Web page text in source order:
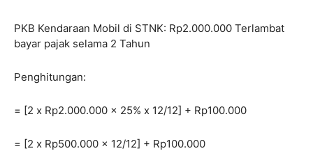
PKB Kendaraan Mobil di STNK: Rp2.000.000 Terlambat
bayar pajak selama 2 Tahun
Penghitungan:
= [2 x Rp2.000.000 x 25% x 12/12] + Rp100.000
= [2 x Rp500.000 x 12/12] + Rp100.000